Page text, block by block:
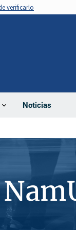
verificarlo
Noticias